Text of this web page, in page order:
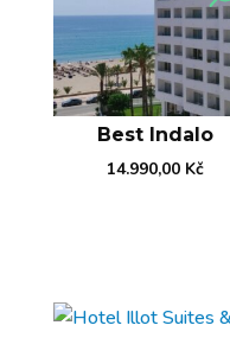
Best Indalo
14.990,00 Kč